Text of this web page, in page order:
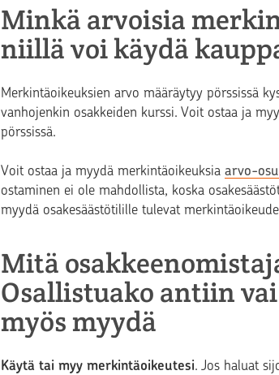
Minkä arvoisia
niillä voi käydä
Merkintäoikeuksien arvo määräytyy pörssissä
vanhojenkin osakkeiden kurssi. Voit ostaa ja
pörssissä.
Voit ostaa ja myydä merkintäoikeuksiaarvo-
ostaminen ei ole mahdollista, koska
myydä osakesäästötilille tulevat
Mitä
Osallistuako antiin
myös myydä
Käytä tai myy merkintäoikeutesi. Jos haluat